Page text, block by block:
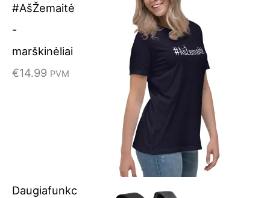
#AšŽemaitė
-
marškinėliai
€14.99 PVM
Daugiafunkc